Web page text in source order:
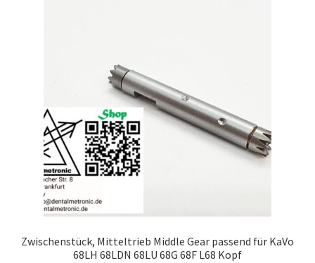
Zwischenstück, Mitteltrieb Middle Gear passend für KaVo
68LH 68LDN 68LU 68G 68F L68 Kopf